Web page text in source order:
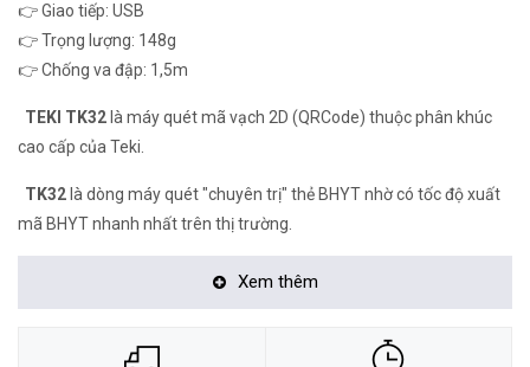
👉 Giao tiếp: USB
👉 Trọng lượng: 148g
👉 Chống va đập: 1,5m
TEKI TK32 là máy quét mã vạch 2D (QRCode) thuộc phân khúc
cao cấp của Teki.
TK32 là dòng máy quét "chuyên trị" thẻ BHYT nhờ có tốc độ xuất
mã BHYT nhanh nhất trên thị trường.
Cảm biến CMOS cho phéo đọc mã trực tiếp trên màn hình
Hoàn thiện tốt, cò bấm Omron-Japan siêu bền lên tới hàng triệu
Xem thêm